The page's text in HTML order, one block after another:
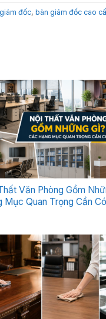
đốc, bàn giám đốc cao
Văn Phòng Gồm
Mục Quan Trọng Cần Có